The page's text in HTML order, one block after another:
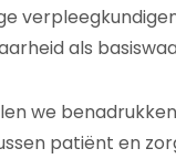
als
we
patiënt en